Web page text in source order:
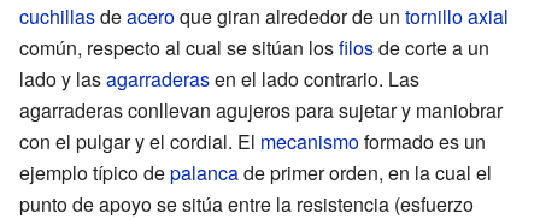
cuchillasdeaceroque giran alrededor de un tornillo axial
común, respecto al cual se sitúan losfilosde corte a un
lado y lasagarraderasen el lado contrario. Las
agarraderas conllevan agujeros para sujetar y maniobrar
con el pulgar y el cordial. El mecanismoformado es un
ejemplo típico depalancade primer orden, en la cual el
punto de apoyo se sitúa entre la resistencia (esfuerzo